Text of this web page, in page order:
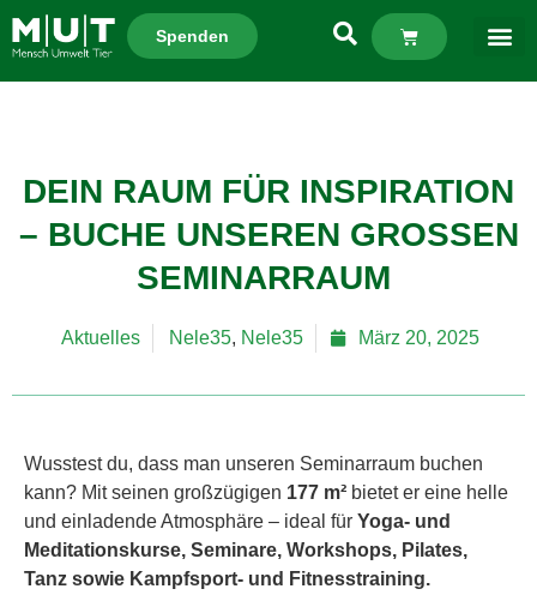
Spenden
DEIN RAUM FÜR INSPIRATION
– BUCHE UNSEREN GROSSEN S
EMINARRAUM
Aktuelles Nele35, Nele35 März 20, 2025
Wusstest du, dass man unseren Seminarraum buchen
kann? Mit seinen großzügigen 177 m² bietet er eine helle
und einladende Atmosphäre – ideal für Yoga- und
Meditationskurse, Seminare, Workshops, Pilates,
Tanz sowie Kampfsport- und Fitnesstraining.